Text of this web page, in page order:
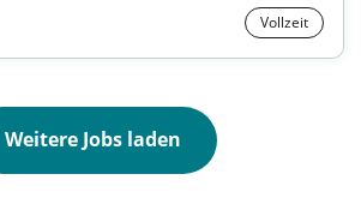
Vollzeit
Weitere Jobs laden